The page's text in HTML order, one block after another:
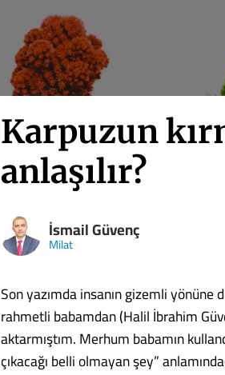
Karpuzun
anlaşılır?
İsmail Güvenç
Milat
Son yazımda insanın gizemli
rahmetli babamdan (Halil İbrahim
aktarmıştım. Merhum babamın
çıkacağı belli olmayan şey”